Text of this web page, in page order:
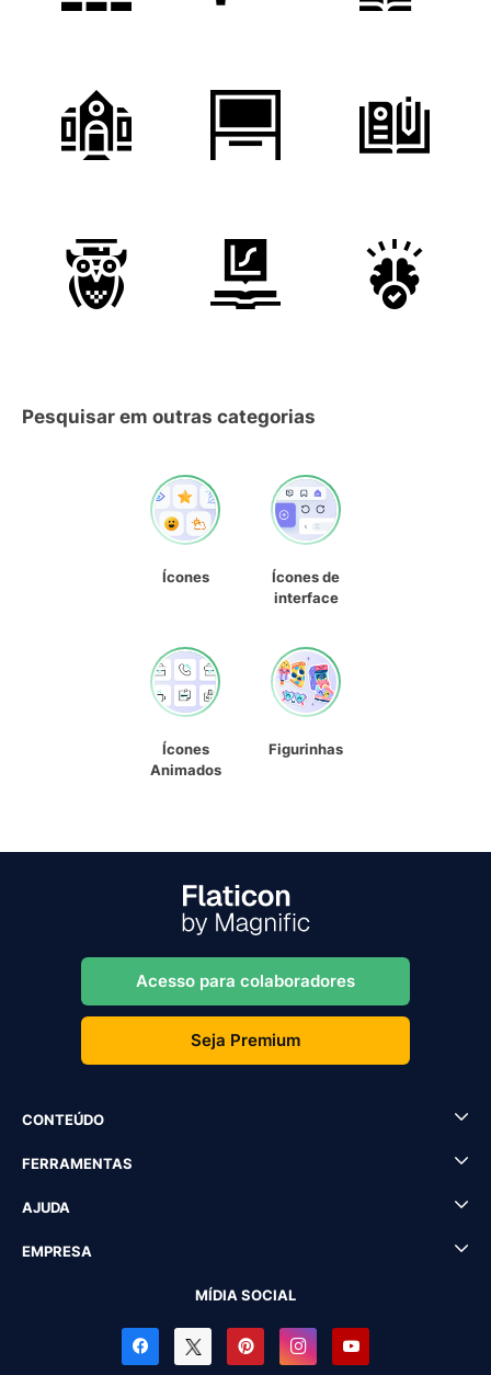
Pesquisar em outras categorias
Ícones
Ícones de
interface
Ícones
Animados
Figurinhas
Acesso para colaboradores
Seja Premium
CONTEÚDO
FERRAMENTAS
AJUDA
EMPRESA
MÍDIA SOCIAL